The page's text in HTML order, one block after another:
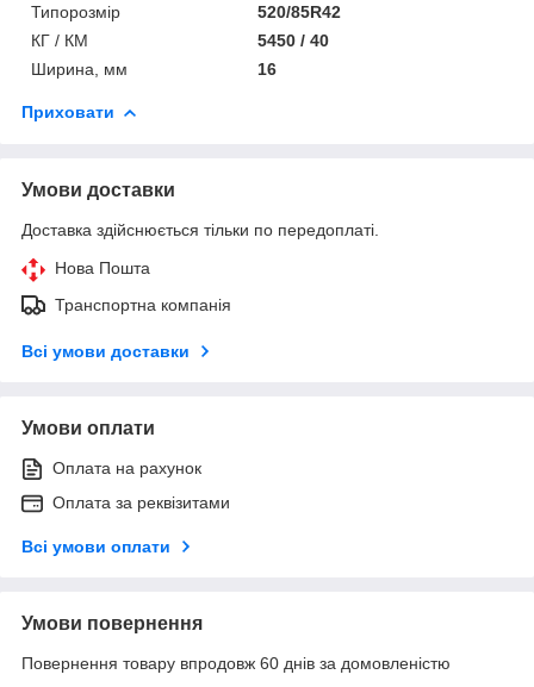
Типорозмір
520/85R42
КГ / КМ
5450 / 40
Ширина, мм
16
Приховати
Умови доставки
Доставка здійснюється тільки по передоплаті.
Нова Пошта
Транспортна компанія
Всі умови доставки
Умови оплати
Оплата на рахунок
Оплата за реквізитами
Всі умови оплати
Умови повернення
Повернення товару впродовж 60 днів за домовленістю